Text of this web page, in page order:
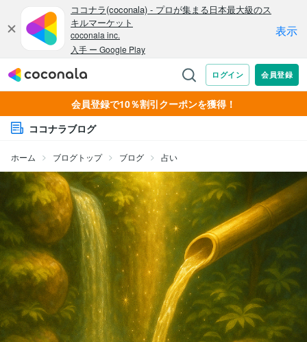
会員登録で10％割引クーポンを獲得！
ココナラブログ
ホーム ブログトップ ブログ 占い